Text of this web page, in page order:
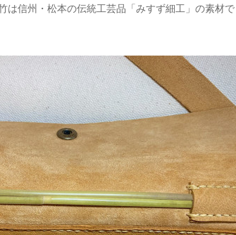
は信州・松本の伝統工芸品「みすず細工」の素材で